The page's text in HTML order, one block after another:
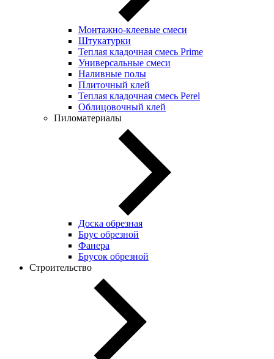
Монтажно-клеевые смеси
Штукатурки
Теплая кладочная смесь Prime
Универсальные смеси
Наливные полы
Плиточный клей
Теплая кладочная смесь Perel
Облицовочный клей
Пиломатериалы
Доска обрезная
Брус обрезной
Фанера
Брусок обрезной
Строительство